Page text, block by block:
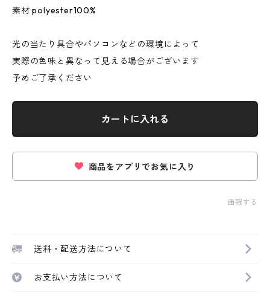
素材 polyester100%
光の当たり具合やパソコンなどの環境によって
実際の色味と異なって見える場合がございます
予めご了承ください
カートに入れる
商品をアプリでお気に入り
通報する
送料・配送方法について
お支払い方法について